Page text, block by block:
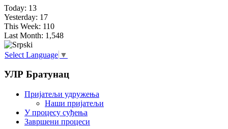
Today: 13
Yesterday: 17
This Week: 110
Last Month: 1,548
Select Language ▼
УЛР Братунац
Пријатељи удружења
Наши пријатељи
У процесу суђења
Завршени процеси